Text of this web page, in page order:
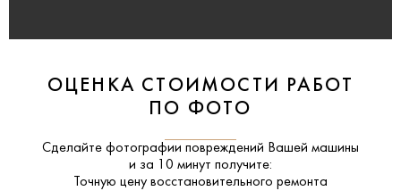
ОЦЕНКА СТОИМОСТИ РАБОТ
ПО ФОТО
Сделайте фотографии повреждений Вашей машины
и за 10 минут получите:
Точную цену восстановительного ремонта